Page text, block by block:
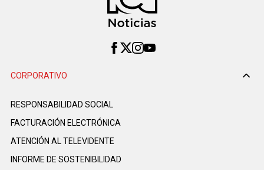
CORPORATIVO
RESPONSABILIDAD SOCIAL
FACTURACIÓN ELECTRÓNICA
ATENCIÓN AL TELEVIDENTE
INFORME DE SOSTENIBILIDAD